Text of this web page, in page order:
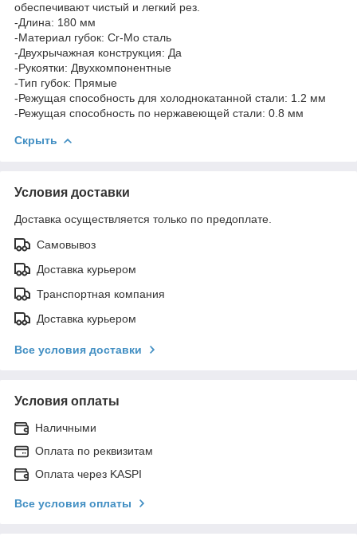
обеспечивают чистый и легкий рез.
-Длина: 180 мм
-Материал губок: Cr-Mo сталь
-Двухрычажная конструкция: Да
-Рукоятки: Двухкомпонентные
-Тип губок: Прямые
-Режущая способность для холоднокатанной стали: 1.2 мм
-Режущая способность по нержавеющей стали: 0.8 мм
Скрыть
Условия доставки
Доставка осуществляется только по предоплате.
Самовывоз
Доставка курьером
Транспортная компания
Доставка курьером
Все условия доставки
Условия оплаты
Наличными
Оплата по реквизитам
Оплата через KASPI
Все условия оплаты